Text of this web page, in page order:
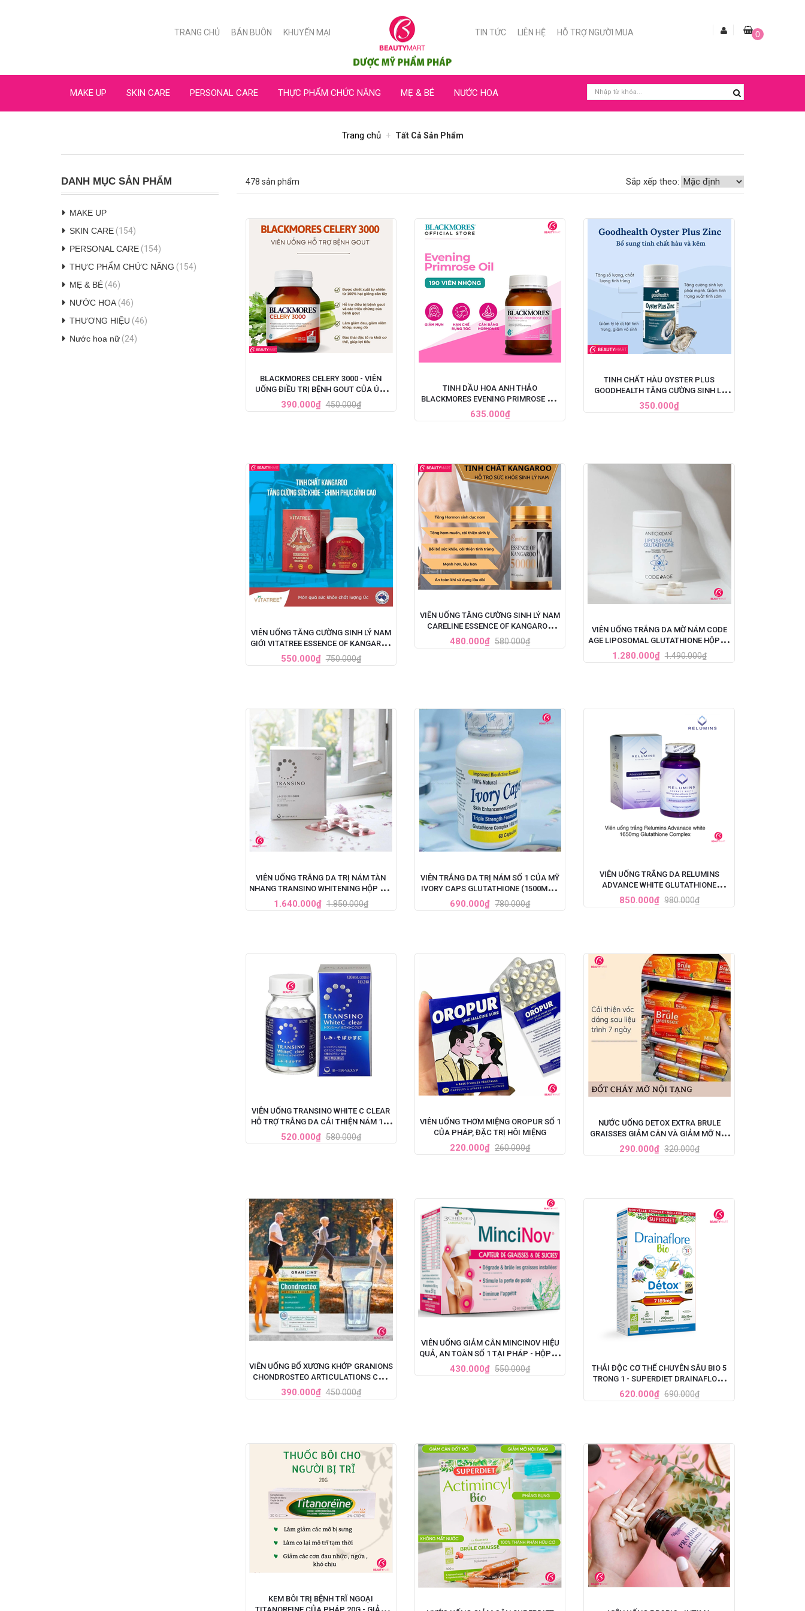
TRANG CHỦ BÁN BUÔN KHUYẾN MẠI TIN TỨC LIÊN HỆ HỖ TRỢ NGƯỜI MUA 0
MAKE UP SKIN CARE PERSONAL CARE THỰC PHẨM CHỨC NĂNG MẸ & BÉ NƯỚC HOA
Trang chủ Tất Cả Sản Phẩm
DANH MỤC SẢN PHẨM
MAKE UP
SKIN CARE (154)
PERSONAL CARE (154)
THỰC PHẨM CHỨC NĂNG (154)
MẸ & BÉ (46)
NƯỚC HOA (46)
THƯƠNG HIỆU (46)
Nước hoa nữ (24)
478 sản phẩm Sắp xếp theo:
BLACKMORES CELERY 3000 - VIÊN
UỐNG ĐIỀU TRỊ BỆNH GOUT CỦA ÚC,
HỘP 50 VIÊN
390.000₫ 450.000₫
TINH DẦU HOA ANH THẢO
BLACKMORES EVENING PRIMROSE OIL
ÚC, HỘP 190 VIÊN
635.000₫
TINH CHẤT HÀU OYSTER PLUS
GOODHEALTH TĂNG CƯỜNG SINH LÝ
CHO NAM GIỚI, HỘP 60 VIÊN
350.000₫
VIÊN UỐNG TĂNG CƯỜNG SINH LÝ NAM
GIỚI VITATREE ESSENCE OF KANGAROO
40000 MAX - 100 VIÊN
550.000₫ 750.000₫
VIÊN UỐNG TĂNG CƯỜNG SINH LÝ NAM
CARELINE ESSENCE OF KANGAROO
50000
480.000₫ 580.000₫
VIÊN UỐNG TRẮNG DA MỜ NÁM CODE
AGE LIPOSOMAL GLUTATHIONE HỘP 60
VIÊN
1.280.000₫ 1.490.000₫
VIÊN UỐNG TRẮNG DA TRỊ NÁM TÀN
NHANG TRANSINO WHITENING HỘP 240
VIÊN
1.640.000₫ 1.850.000₫
VIÊN TRẮNG DA TRỊ NÁM SỐ 1 CỦA MỸ
IVORY CAPS GLUTATHIONE (1500MG X
60 VIÊN)
690.000₫ 780.000₫
VIÊN UỐNG TRẮNG DA RELUMINS
ADVANCE WHITE GLUTATHIONE
COMPLEX (1650MG X 90 VIÊN)
850.000₫ 980.000₫
VIÊN UỐNG TRANSINO WHITE C CLEAR
HỖ TRỢ TRẮNG DA CẢI THIỆN NÁM 120
VIÊN (MẪU MỚI NHẤT)
520.000₫ 580.000₫
VIÊN UỐNG THƠM MIỆNG OROPUR SỐ 1
CỦA PHÁP, ĐẶC TRỊ HÔI MIỆNG
220.000₫ 260.000₫
NƯỚC UỐNG DETOX EXTRA BRULE
GRAISSES GIẢM CÂN VÀ GIẢM MỠ NỘI
TẠNG CỦA PHÁP - 7 ỐNG X 10ML
290.000₫ 320.000₫
VIÊN UỐNG BỔ XƯƠNG KHỚP GRANIONS
CHONDROSTEO ARTICULATIONS CỦA
PHÁP
390.000₫ 450.000₫
VIÊN UỐNG GIẢM CÂN MINCINOV HIỆU
QUẢ, AN TOÀN SỐ 1 TẠI PHÁP - HỘP 60
VIÊN
430.000₫ 550.000₫
THẢI ĐỘC CƠ THỂ CHUYÊN SÂU BIO 5
TRONG 1 - SUPERDIET DRAINAFLORE
BIO DÉTOX
620.000₫ 690.000₫
KEM BÔI TRỊ BỆNH TRĨ NGOẠI